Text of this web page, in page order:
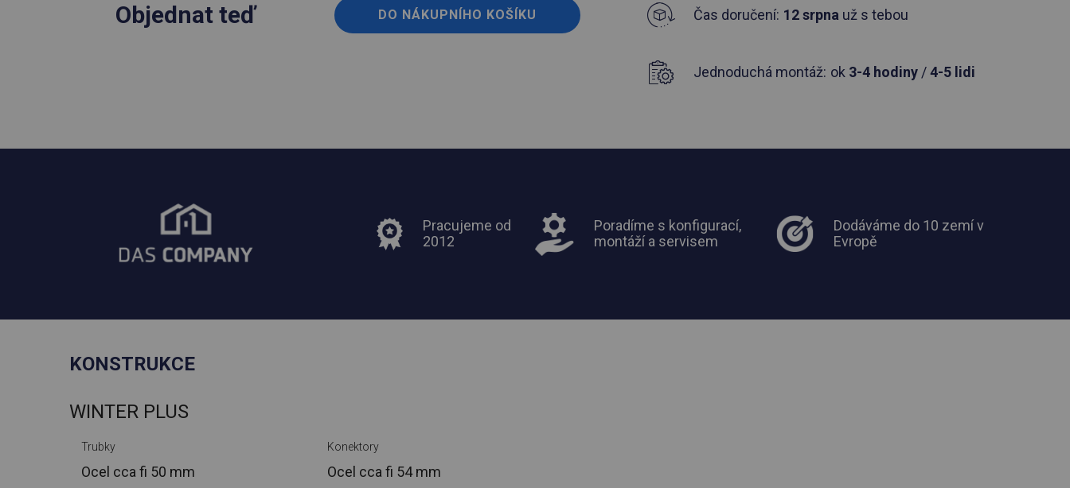
Objednat teď DO NÁKUPNÍHO KOŠÍKU Čas doručení: 12 srpna už s tebou
Jednoduchá montáž: ok 3-4 hodiny/4-5 lidi
Pracujeme od
2012
Poradíme s konfigurací,
montáží a servisem
Dodáváme do 10 zemí v
Evropě
KONSTRUKCE
WINTER PLUS
Trubky
Ocel cca fi 50 mm
Konektory
Ocel cca fi 54 mm